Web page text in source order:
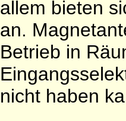
allem bieten
an.
Betrieb in
nicht haben